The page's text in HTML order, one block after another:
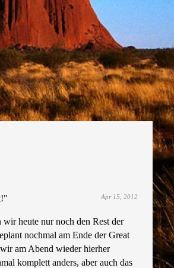
Apr 15, 2012
heute nur noch den Rest der
nochmal am Ende der Great
am Abend wieder hierher
komplett anders, aber auch das